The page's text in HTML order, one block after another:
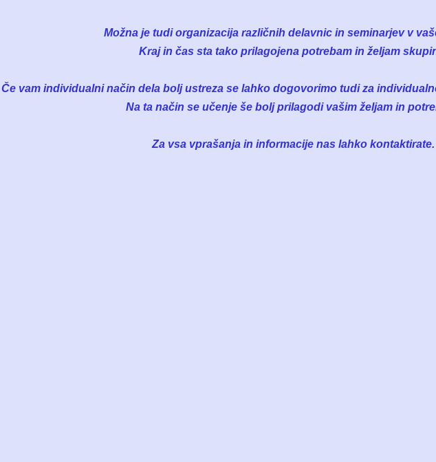
Možna je tudi organizacija različnih delavnic in seminarjev v
Kraj in čas sta tako prilagojena potrebam in željam
Če vam individualni način dela bolj ustreza se lahko dogovorimo tudi za
Na ta način se učenje še bolj prilagodi vašim željam in
Za vsa vprašanja in informacije nas lahko kontaktirate.